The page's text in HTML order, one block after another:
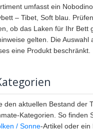
umfasst ein
– Tibet, Soft blau.
ob das Laken für Ihr Bett
gelten. Die Auswahl
eine Produkt beschränkt.
den aktuellen Bestand der
Kategorien. So finden
/ Sonne-Artikel oder ein